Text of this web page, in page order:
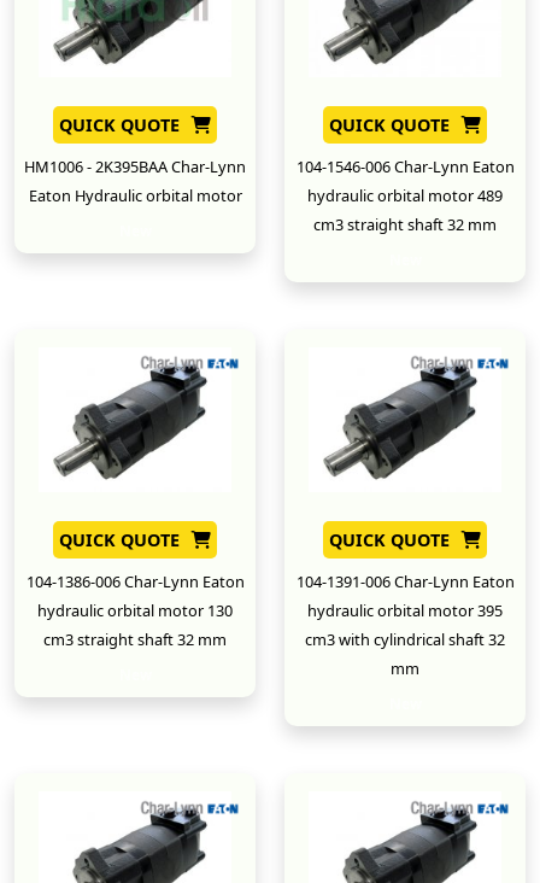
QUICK QUOTE
HM1006 - 2K395BAA Char-Lynn
Eaton Hydraulic orbital motor
QUICK QUOTE
104-1546-006 Char-Lynn Eaton
hydraulic orbital motor 489
cm3 straight shaft 32 mm
QUICK QUOTE
104-1386-006 Char-Lynn Eaton
hydraulic orbital motor 130
cm3 straight shaft 32 mm
QUICK QUOTE
104-1391-006 Char-Lynn Eaton
hydraulic orbital motor 395
cm3 with cylindrical shaft 32
mm